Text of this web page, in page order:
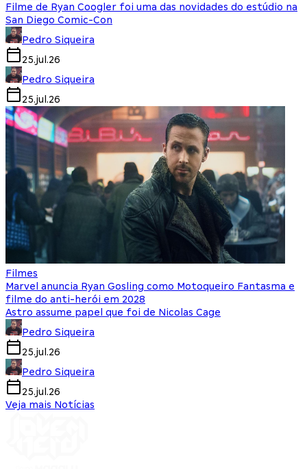
Filme de Ryan Coogler foi uma das novidades do estúdio na
San Diego Comic-Con
Pedro Siqueira
25.jul.26
Pedro Siqueira
25.jul.26
Filmes
Marvel anuncia Ryan Gosling como Motoqueiro Fantasma e
filme do anti-herói em 2028
Astro assume papel que foi de Nicolas Cage
Pedro Siqueira
25.jul.26
Pedro Siqueira
25.jul.26
Veja mais Notícias